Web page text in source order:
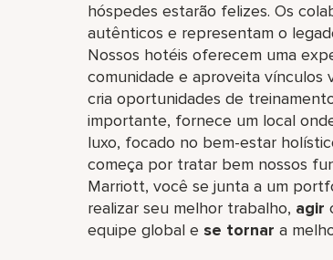
hóspedes estarão felizes. Os
autênticos e representam o
Nossos hotéis oferecem uma
comunidade e aproveita vínculos
cria oportunidades de
importante, fornece um local
luxo, focado no bem-estar
começa por tratar bem nossos
Marriott, você se junta a um
realizar seu melhor trabalho,​ agir
equipe global​ e se tornar a